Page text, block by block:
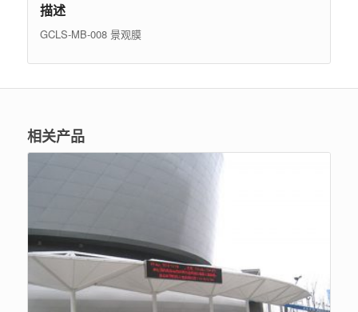
描述
GCLS-MB-008 景观膜
相关产品